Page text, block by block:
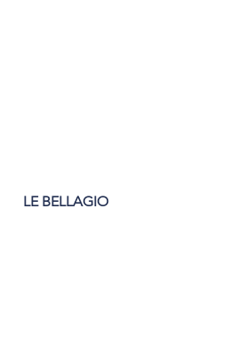
LE BELLAGIO